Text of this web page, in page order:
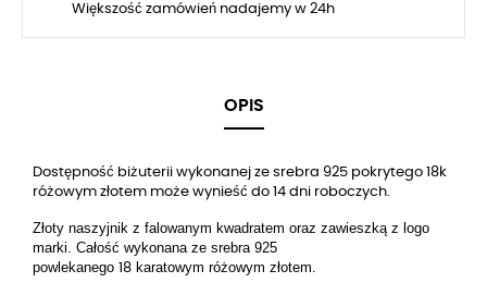
Większość zamówień nadajemy w 24h
OPIS
Dostępność biżuterii wykonanej ze srebra 925 pokrytego 18k
różowym złotem może wynieść do 14 dni roboczych.
Złoty naszyjnik z falowanym kwadratem oraz zawieszką z logo
marki. Całość wykonana ze srebra 925
powlekanego 18 karatowym różowym złotem.